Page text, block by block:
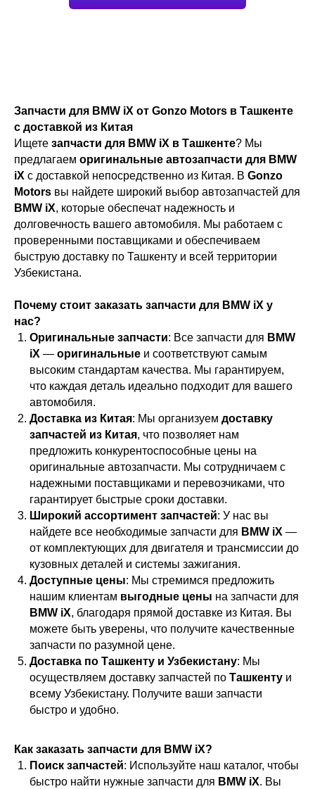
Запчасти для BMW iX от Gonzo Motors в Ташкенте
с доставкой из Китая
Ищете запчасти для BMW iX в Ташкенте? Мы
предлагаем оригинальные автозапчасти для BMW
iX с доставкой непосредственно из Китая. В Gonzo
Motors вы найдете широкий выбор автозапчастей для
BMW iX, которые обеспечат надежность и
долговечность вашего автомобиля. Мы работаем с
проверенными поставщиками и обеспечиваем
быструю доставку по Ташкенту и всей территории
Узбекистана.
Почему стоит заказать запчасти для BMW iX у
нас?
Оригинальные запчасти: Все запчасти для BMW
iX — оригинальные и соответствуют самым
высоким стандартам качества. Мы гарантируем,
что каждая деталь идеально подходит для вашего
автомобиля.
Доставка из Китая: Мы организуем доставку
запчастей из Китая, что позволяет нам
предложить конкурентоспособные цены на
оригинальные автозапчасти. Мы сотрудничаем с
надежными поставщиками и перевозчиками, что
гарантирует быстрые сроки доставки.
Широкий ассортимент запчастей: У нас вы
найдете все необходимые запчасти для BMW iX —
от комплектующих для двигателя и трансмиссии до
кузовных деталей и системы зажигания.
Доступные цены: Мы стремимся предложить
нашим клиентам выгодные цены на запчасти для
BMW iX, благодаря прямой доставке из Китая. Вы
можете быть уверены, что получите качественные
запчасти по разумной цене.
Доставка по Ташкенту и Узбекистану: Мы
осуществляем доставку запчастей по Ташкенту и
всему Узбекистану. Получите ваши запчасти
быстро и удобно.
Как заказать запчасти для BMW iX?
Поиск запчастей: Используйте наш каталог, чтобы
быстро найти нужные запчасти для BMW iX. Вы